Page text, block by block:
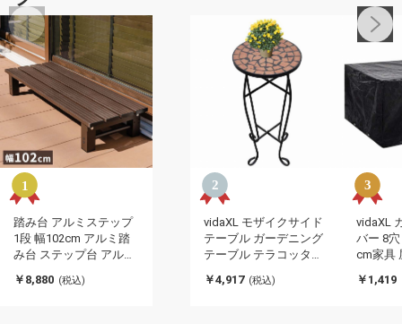
踏み台 アルミステップ
1段 幅102cm アルミ踏
み台 ステップ台 アルミ
チ 長椅子 椅子 アルミス
￥8,880 (税込)
vidaXL モザイクサイド
テーブル ガーデニング
テーブル テラコッタホ
デン ガーデニング 植物
￥4,917 (税込)
vidaXL
バー 8穴
cm家具
引不可)
￥1,419